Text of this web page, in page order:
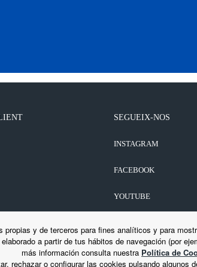
SEGUEIX-NOS
INSTAGRAM
FACEBOOK
YOUTUBE
propias y de terceros para fines analíticos y para
a partir de tus hábitos de navegación (por
más información consulta nuestra Política de
rechazar o configurar las cookies pulsando algunos